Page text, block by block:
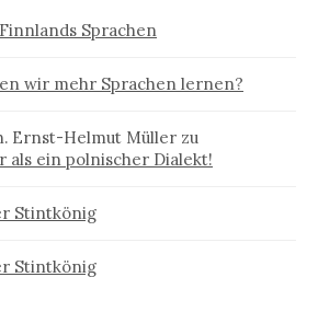
Finnlands Sprachen
wir mehr Sprachen lernen?
Ernst-Helmut Müller zu
als ein polnischer Dialekt!
Stintkönig
Stintkönig